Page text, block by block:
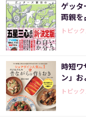
ゲッタ
両親を
トピッ
時短ワ
ン」
トピッ